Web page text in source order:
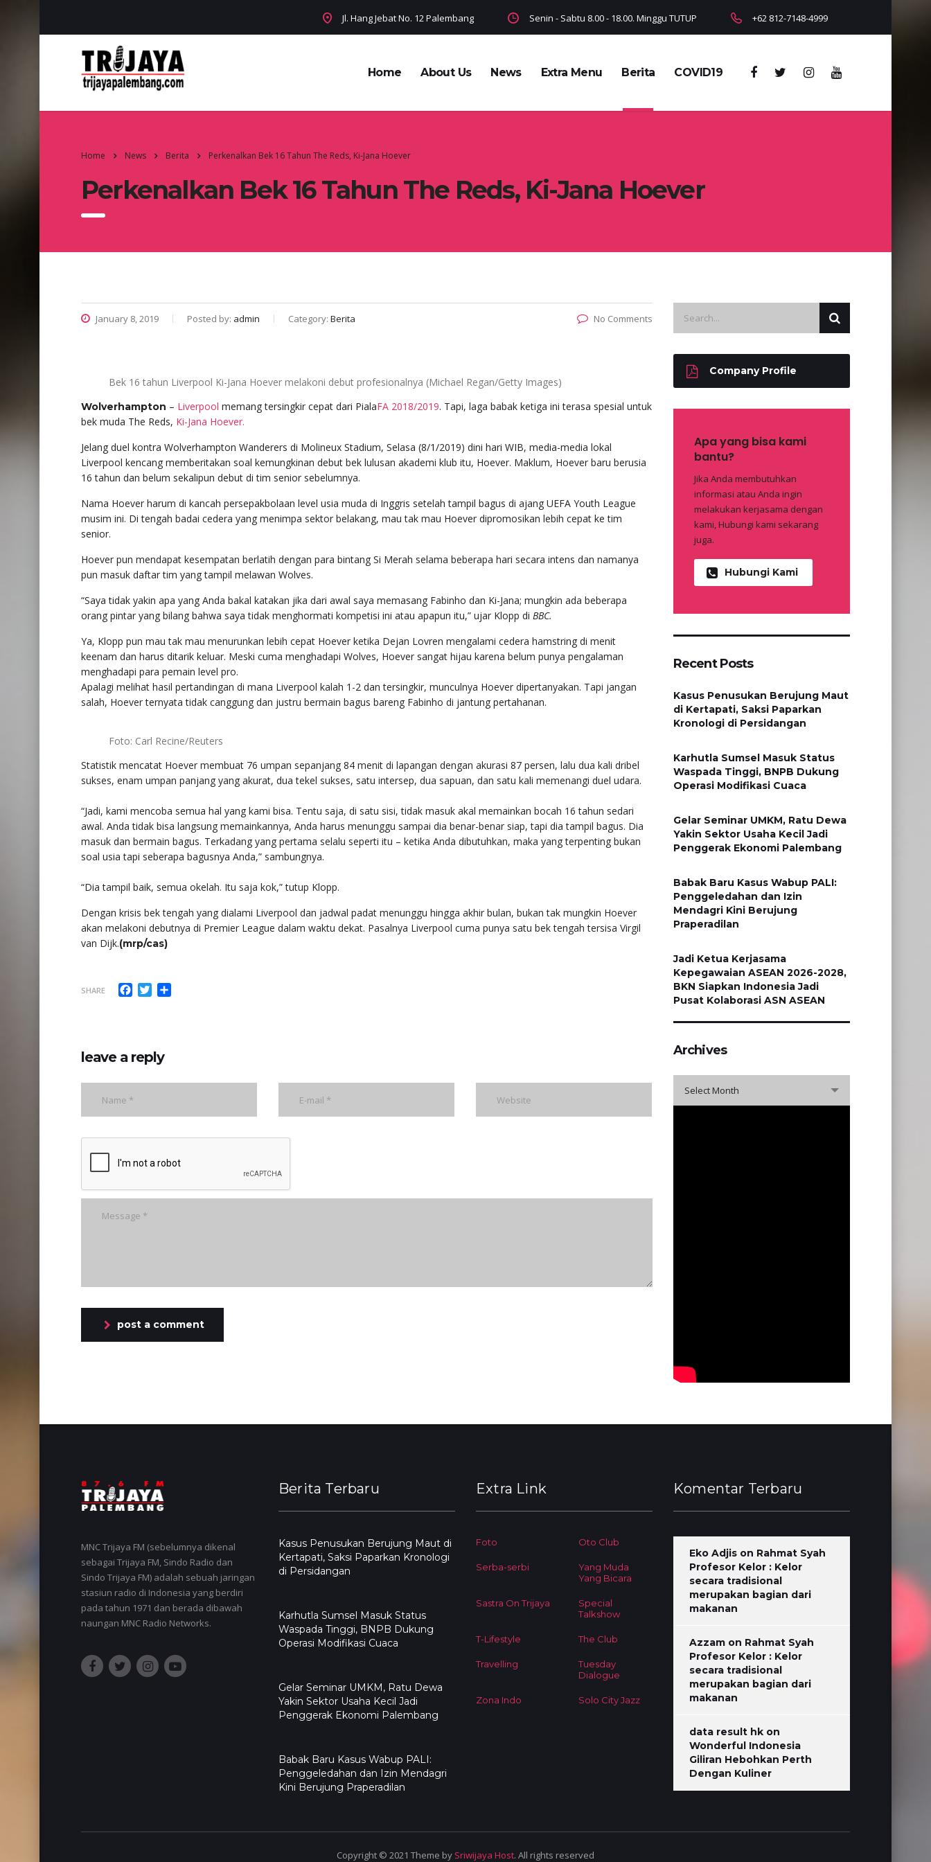
Jl. Hang Jebat No. 12 Palembang Senin - Sabtu 8.00 - 18.00. Minggu TUTUP +62 812-7148-4999
Home About Us News Extra Menu Berita COVID19
Home News Berita Perkenalkan Bek 16 Tahun The Reds, Ki-Jana Hoever
Perkenalkan Bek 16 Tahun The Reds, Ki-Jana Hoever
January 8, 2019 Posted by: admin Category: Berita No Comments
Bek 16 tahun Liverpool Ki-Jana Hoever melakoni debut profesionalnya (Michael Regan/Getty Images)
Wolverhampton – Liverpool memang tersingkir cepat dari PialaFA 2018/2019. Tapi, laga babak ketiga ini terasa spesial untuk
bek muda The Reds, Ki-Jana Hoever.
Jelang duel kontra Wolverhampton Wanderers di Molineux Stadium, Selasa (8/1/2019) dini hari WIB, media-media lokal
Liverpool kencang memberitakan soal kemungkinan debut bek lulusan akademi klub itu, Hoever. Maklum, Hoever baru berusia
16 tahun dan belum sekalipun debut di tim senior sebelumnya.
Nama Hoever harum di kancah persepakbolaan level usia muda di Inggris setelah tampil bagus di ajang UEFA Youth League
musim ini. Di tengah badai cedera yang menimpa sektor belakang, mau tak mau Hoever dipromosikan lebih cepat ke tim
senior.
Hoever pun mendapat kesempatan berlatih dengan para bintang Si Merah selama beberapa hari secara intens dan namanya
pun masuk daftar tim yang tampil melawan Wolves.
“Saya tidak yakin apa yang Anda bakal katakan jika dari awal saya memasang Fabinho dan Ki-Jana; mungkin ada beberapa
orang pintar yang bilang bahwa saya tidak menghormati kompetisi ini atau apapun itu,” ujar Klopp di BBC.
Ya, Klopp pun mau tak mau menurunkan lebih cepat Hoever ketika Dejan Lovren mengalami cedera hamstring di menit
keenam dan harus ditarik keluar. Meski cuma menghadapi Wolves, Hoever sangat hijau karena belum punya pengalaman
menghadapi para pemain level pro.
Apalagi melihat hasil pertandingan di mana Liverpool kalah 1-2 dan tersingkir, munculnya Hoever dipertanyakan. Tapi jangan
salah, Hoever ternyata tidak canggung dan justru bermain bagus bareng Fabinho di jantung pertahanan.
Foto: Carl Recine/Reuters
Statistik mencatat Hoever membuat 76 umpan sepanjang 84 menit di lapangan dengan akurasi 87 persen, lalu dua kali dribel
sukses, enam umpan panjang yang akurat, dua tekel sukses, satu intersep, dua sapuan, dan satu kali memenangi duel udara.
“Jadi, kami mencoba semua hal yang kami bisa. Tentu saja, di satu sisi, tidak masuk akal memainkan bocah 16 tahun sedari
awal. Anda tidak bisa langsung memainkannya, Anda harus menunggu sampai dia benar-benar siap, tapi dia tampil bagus. Dia
masuk dan bermain bagus. Terkadang yang pertama selalu seperti itu – ketika Anda dibutuhkan, maka yang terpenting bukan
soal usia tapi seberapa bagusnya Anda,” sambungnya.
“Dia tampil baik, semua okelah. Itu saja kok,” tutup Klopp.
Dengan krisis bek tengah yang dialami Liverpool dan jadwal padat menunggu hingga akhir bulan, bukan tak mungkin Hoever
akan melakoni debutnya di Premier League dalam waktu dekat. Pasalnya Liverpool cuma punya satu bek tengah tersisa Virgil
van Dijk.(mrp/cas)
SHARE Facebook
Twitter
leave a reply
post a comment
Company Profile
Apa yang bisa kami
bantu?
Jika Anda membutuhkan
informasi atau Anda ingin
melakukan kerjasama dengan
kami, Hubungi kami sekarang
juga.
Hubungi Kami
Recent Posts
Kasus Penusukan Berujung Maut
di Kertapati, Saksi Paparkan
Kronologi di Persidangan
Karhutla Sumsel Masuk Status
Waspada Tinggi, BNPB Dukung
Operasi Modifikasi Cuaca
Gelar Seminar UMKM, Ratu Dewa
Yakin Sektor Usaha Kecil Jadi
Penggerak Ekonomi Palembang
Babak Baru Kasus Wabup PALI:
Penggeledahan dan Izin
Mendagri Kini Berujung
Praperadilan
Jadi Ketua Kerjasama
Kepegawaian ASEAN 2026-2028,
BKN Siapkan Indonesia Jadi
Pusat Kolaborasi ASN ASEAN
Archives
Select Month
MNC Trijaya FM (sebelumnya dikenal
sebagai Trijaya FM, Sindo Radio dan
Sindo Trijaya FM) adalah sebuah jaringan
stasiun radio di Indonesia yang berdiri
pada tahun 1971 dan berada dibawah
naungan MNC Radio Networks.
Berita Terbaru
Kasus Penusukan Berujung Maut di
Kertapati, Saksi Paparkan Kronologi
di Persidangan
Karhutla Sumsel Masuk Status
Waspada Tinggi, BNPB Dukung
Operasi Modifikasi Cuaca
Gelar Seminar UMKM, Ratu Dewa
Yakin Sektor Usaha Kecil Jadi
Penggerak Ekonomi Palembang
Babak Baru Kasus Wabup PALI:
Penggeledahan dan Izin Mendagri
Kini Berujung Praperadilan
Extra Link
Foto Oto Club
Serba-serbi
Yang Muda
Yang Bicara
Sastra On Trijaya
Special
Talkshow
T-Lifestyle The Club
Travelling
Tuesday
Dialogue
Zona Indo Solo City Jazz
Komentar Terbaru
Eko Adjis on Rahmat Syah
Profesor Kelor : Kelor
secara tradisional
merupakan bagian dari
makanan
Azzam on Rahmat Syah
Profesor Kelor : Kelor
secara tradisional
merupakan bagian dari
makanan
data result hk on
Wonderful Indonesia
Giliran Hebohkan Perth
Dengan Kuliner
Copyright © 2021 Theme by Sriwijaya Host. All rights reserved